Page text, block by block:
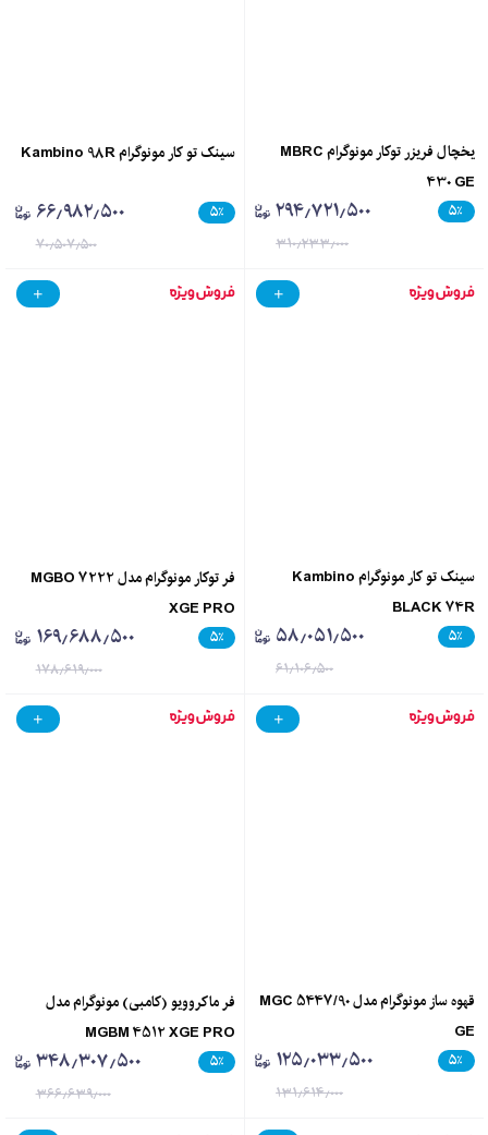
یخچال فریزر توکار مونوگرام MBRC
430 GE
۵٪ ۲۹۴٫۷۲۱٫۵۰۰
۳۱۰٫۲۳۳٫۰۰۰
سینک تو کار مونوگرام Kambino 98R
۵٪ ۶۶٫۹۸۲٫۵۰۰
۷۰٫۵۰۷٫۵۰۰
سینک تو کار مونوگرام Kambino
BLACK 74R
۵٪ ۵۸٫۰۵۱٫۵۰۰
۶۱٫۱۰۶٫۵۰۰
فر توکار مونوگرام مدل MGBO 7222
XGE PRO
۵٪ ۱۶۹٫۶۸۸٫۵۰۰
۱۷۸٫۶۱۹٫۰۰۰
قهوه ساز مونوگرام مدل MGC 5447/90
GE
۵٪ ۱۲۵٫۰۳۳٫۵۰۰
۱۳۱٫۶۱۴٫۰۰۰
فر ماکروویو (کامبی) مونوگرام مدل
MGBM 4512 XGE PRO
۵٪ ۳۴۸٫۳۰۷٫۵۰۰
۳۶۶٫۶۳۹٫۰۰۰